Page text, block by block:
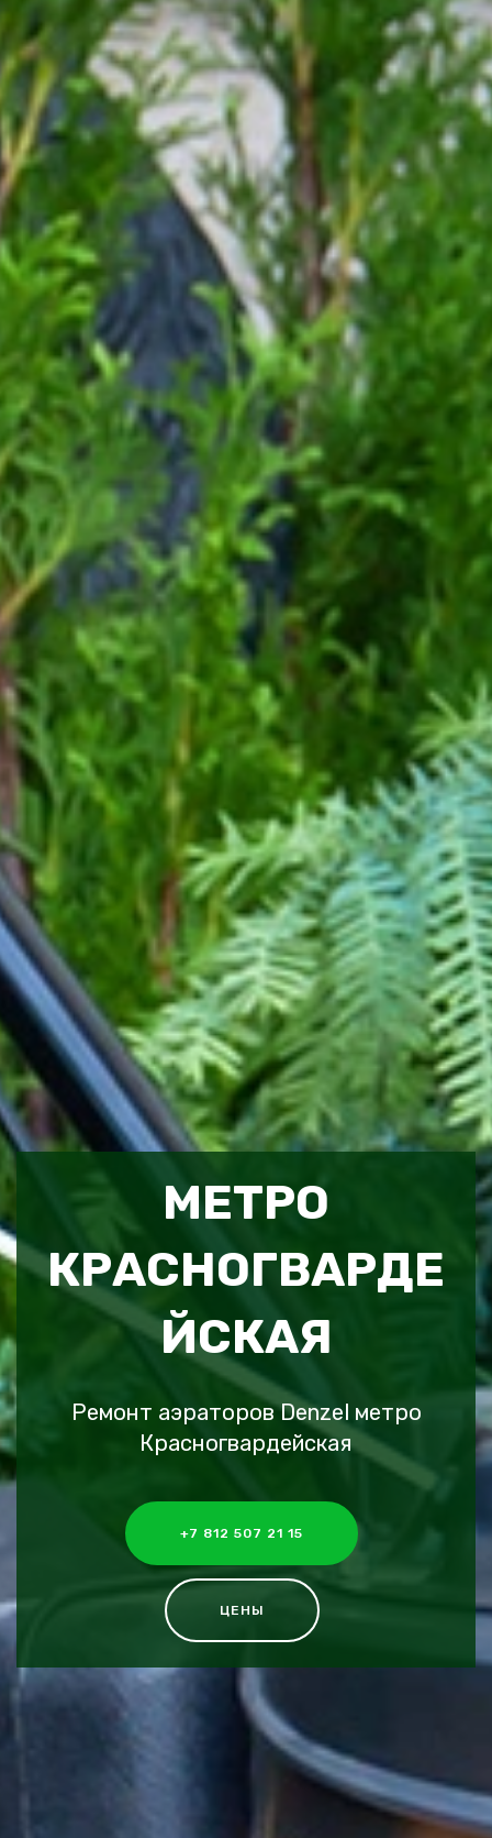
МЕТРО
КРАСНОГВАРДЕ
ЙСКАЯ
Ремонт аэраторов Denzel метро
Красногвардейская
+7 812 507 21 15
ЦЕНЫ